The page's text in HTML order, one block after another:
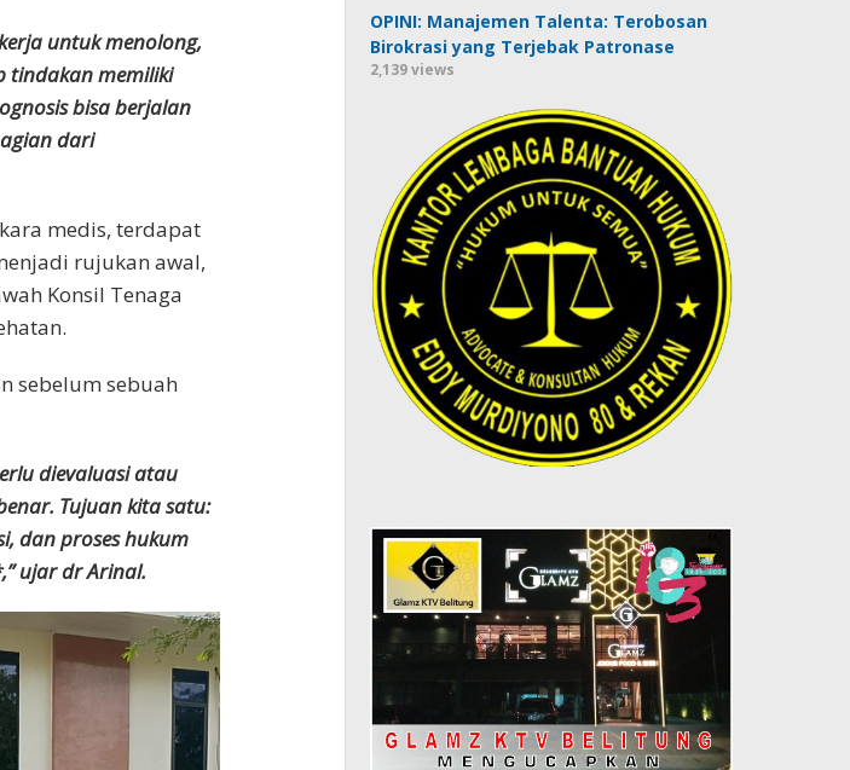
untuk menolong,
tindakan memiliki
bisa berjalan
dari
medis, terdapat
rujukan awal,
Konsil Tenaga
sebelum sebuah
dievaluasi atau
Tujuan kita satu:
dan proses hukum
ujar dr Arinal.
OPINI: Manajemen Talenta: Terobosan
Birokrasi yang Terjebak Patronase
2,139 views